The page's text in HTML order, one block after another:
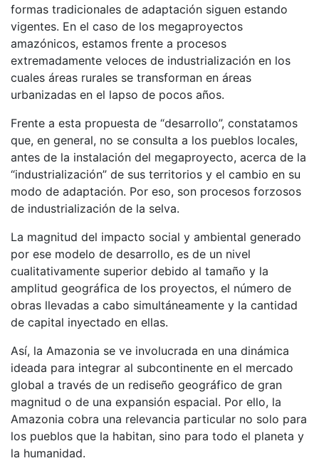
formas tradicionales de adaptación siguen estando
vigentes. En el caso de los megaproyectos
amazónicos, estamos frente a procesos
extremadamente veloces de industrialización en los
cuales áreas rurales se transforman en áreas
urbanizadas en el lapso de pocos años.
Frente a esta propuesta de “desarrollo”, constatamos
que, en general, no se consulta a los pueblos locales,
antes de la instalación del megaproyecto, acerca de la
“industrialización” de sus territorios y el cambio en su
modo de adaptación. Por eso, son procesos forzosos
de industrialización de la selva.
La magnitud del impacto social y ambiental generado
por ese modelo de desarrollo, es de un nivel
cualitativamente superior debido al tamaño y la
amplitud geográfica de los proyectos, el número de
obras llevadas a cabo simultáneamente y la cantidad
de capital inyectado en ellas.
Así, la Amazonia se ve involucrada en una dinámica
ideada para integrar al subcontinente en el mercado
global a través de un rediseño geográfico de gran
magnitud o de una expansión espacial. Por ello, la
Amazonia cobra una relevancia particular no solo para
los pueblos que la habitan, sino para todo el planeta y
la humanidad.